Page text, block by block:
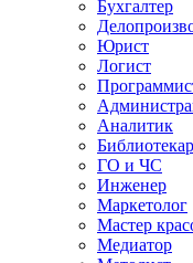
Бухгалтер
Юрист
Логист
Аналитик
ГО и ЧС
Инженер
Маркетолог
Мастер
Медиатор